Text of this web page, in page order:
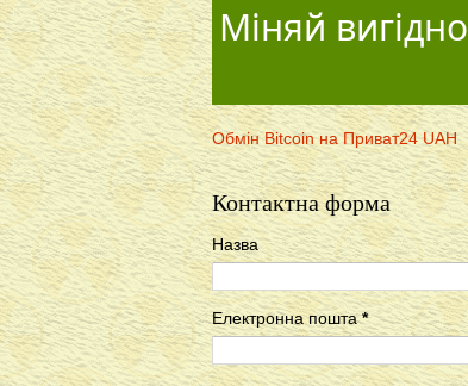
Міняй вигідно
Обмін Bitcoin на Приват24 UAH
Контактна форма
Назва
Електронна пошта*